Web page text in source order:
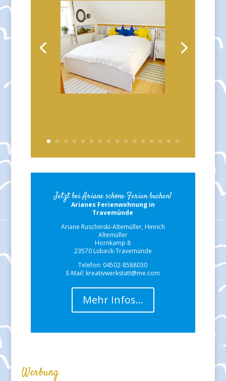
Jetzt bei Ariane schöne Ferien buchen!
Arianes Ferienwohnung in
Travemünde
Ariane Ruschinski-Altemüller, Hinrich
Altemüller
Hornkamp 8
23570 Lübeck-Travemünde
Telefon: 04502-8588030
E-Mail: kreativwerkstatt@me.com
Mehr Infos…
Werbung